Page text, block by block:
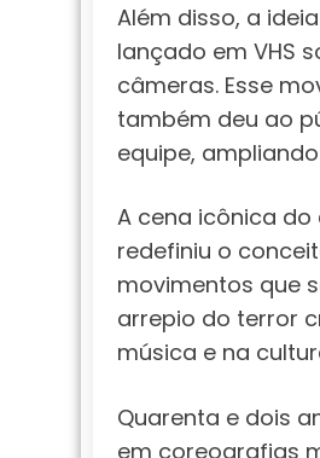
Além disso, a
lançado em VHS
câmeras. Esse
também deu ao
equipe,
A cena icônica
redefiniu o
movimentos que
arrepio do terror
música e na
Quarenta e dois
em coreografias